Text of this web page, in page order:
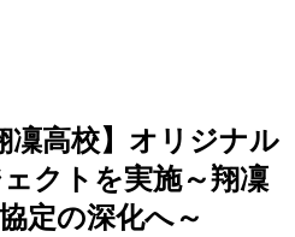
凜高校】オリジナル
クトを実施～翔凜
定の深化へ～